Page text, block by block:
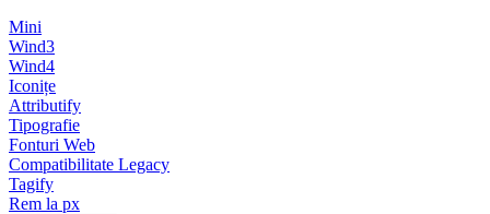
Mini
Wind3
Wind4
Iconițe
Attributify
Tipografie
Fonturi Web
Compatibilitate Legacy
Tagify
Rem la px